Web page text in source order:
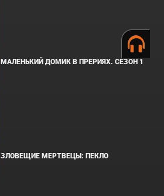
МАЛЕНЬКИЙ ДОМИК В ПРЕРИЯХ. СЕЗОН 1
ЗЛОВЕЩИЕ МЕРТВЕЦЫ: ПЕКЛО